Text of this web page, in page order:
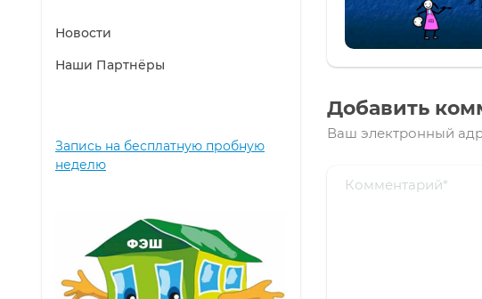
Добавить
Ваш электронный
Новости
Наши Партнёры
Запись на бесплатную пробную
неделю